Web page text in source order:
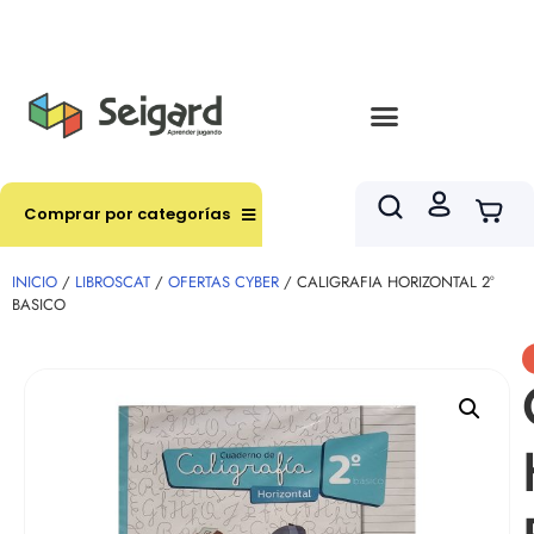
Comprar por categorías
INICIO / LIBROSCAT / OFERTAS CYBER / CALIGRAFIA HORIZONTAL 2°
BASICO